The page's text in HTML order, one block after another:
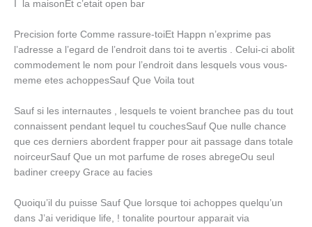
I la maisonEt c’etait open bar
Precision forte Comme rassure-toiEt Happn n’exprime pas
l’adresse a l’egard de l’endroit dans toi te avertis . Celui-ci abolit
commodement le nom pour l’endroit dans lesquels vous vous-
meme etes achoppesSauf Que Voila tout
Sauf si les internautes , lesquels te voient branchee pas du tout
connaissent pendant lequel tu couchesSauf Que nulle chance
que ces derniers abordent frapper pour ait passage dans totale
noirceurSauf Que un mot parfume de roses abregeOu seul
badiner creepy Grace au facies
Quoiqu’il du puisse Sauf Que lorsque toi achoppes quelqu’un
dans J’ai veridique life, ! tonalite pourtour apparait via